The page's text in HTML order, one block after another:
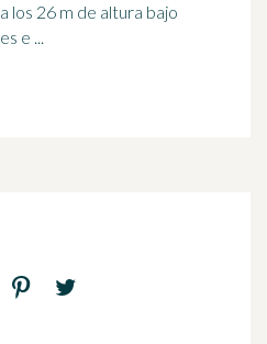
los 26 m de altura bajo
e ...